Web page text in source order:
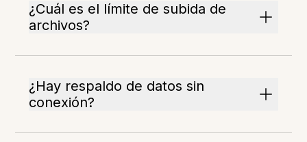
¿Cuál es el límite de subida de
archivos?
¿Hay respaldo de datos sin
conexión?